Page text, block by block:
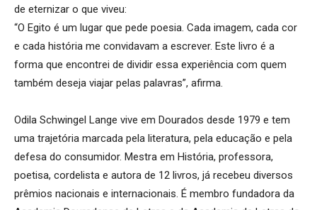
de eternizar o que viveu:
“O Egito é um lugar que pede poesia. Cada imagem, cada cor
e cada história me convidavam a escrever. Este livro é a
forma que encontrei de dividir essa experiência com quem
também deseja viajar pelas palavras”, afirma.
Odila Schwingel Lange vive em Dourados desde 1979 e tem
uma trajetória marcada pela literatura, pela educação e pela
defesa do consumidor. Mestra em História, professora,
poetisa, cordelista e autora de 12 livros, já recebeu diversos
prêmios nacionais e internacionais. É membro fundadora da